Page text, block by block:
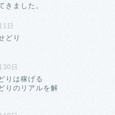
きました。
1日
どり
30日
りは稼げる
りのリアルを解